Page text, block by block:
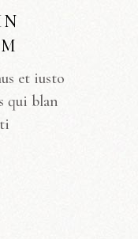
et iusto
qui blan